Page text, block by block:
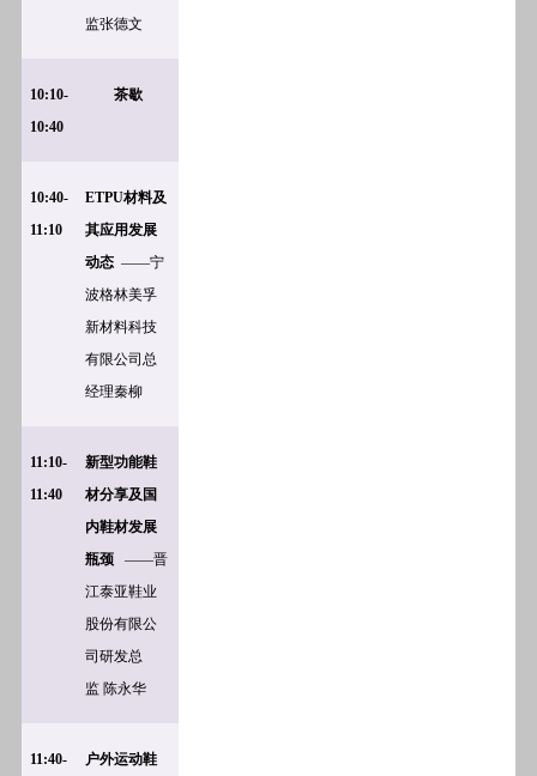
监张德文
10:10-
10:40
茶歇
10:40-
11:10
ETPU材料及
其应用发展
动态 ——宁
波格林美孚
新材料科技
有限公司总
经理秦柳
11:10-
11:40
新型功能鞋
材分享及国
内鞋材发展
瓶颈
——晋
江泰亚鞋业
股份有限公
司研发总
监 陈永华
11:40-
户外运动鞋